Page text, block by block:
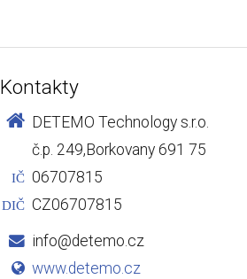
Kontakty
DETEMO Technology s.r.o.
č.p. 249,Borkovany 691 75
IČ 06707815
DIČ CZ06707815
info@detemo.cz
www.detemo.cz